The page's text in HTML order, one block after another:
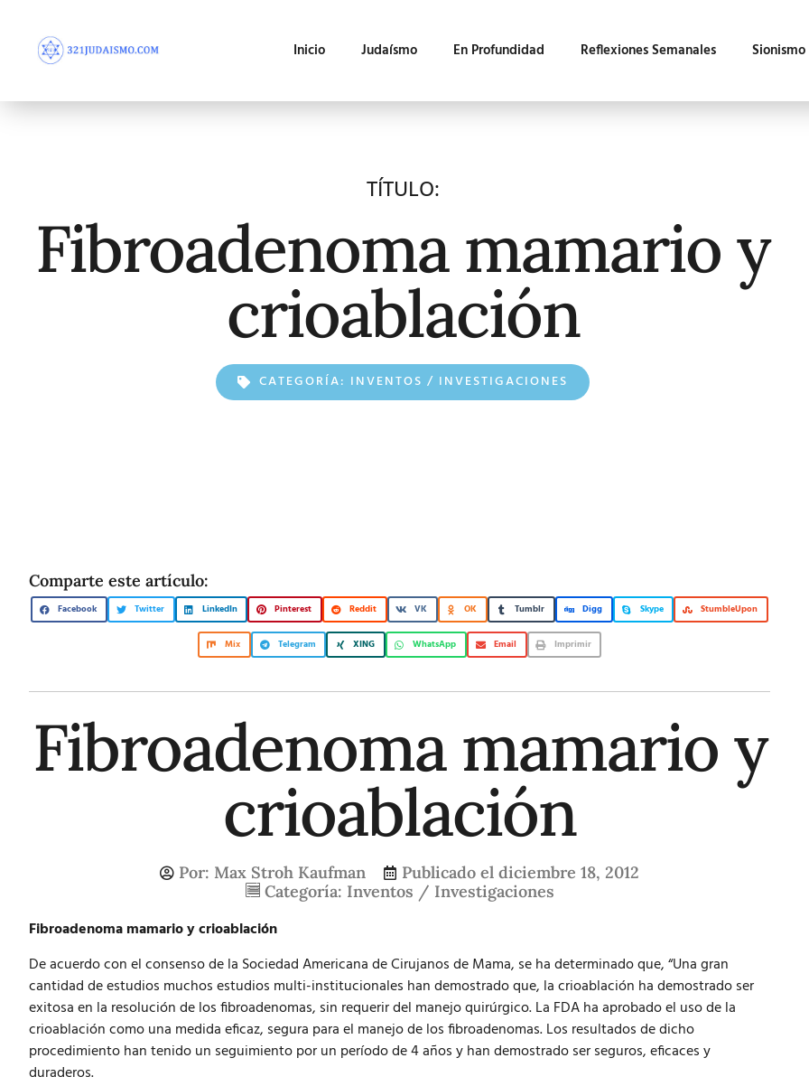
Inicio Judaísmo En Profundidad Reflexiones Semanales Sionismo
TÍTULO:
Fibroadenoma mamario y
crioablación
CATEGORÍA: INVENTOS / INVESTIGACIONES
Comparte este artículo:
Facebook Twitter LinkedIn Pinterest Reddit VK OK Tumblr Digg Skype StumbleUpon
Mix Telegram XING WhatsApp Email Imprimir
Fibroadenoma mamario y
crioablación
Por: Max Stroh Kaufman Publicado el diciembre 18, 2012
Categoría: Inventos / Investigaciones
Fibroadenoma mamario y crioablación
De acuerdo con el consenso de la Sociedad Americana de Cirujanos de Mama, se ha determinado que, “Una gran
cantidad de estudios muchos estudios multi-institucionales han demostrado que, la crioablación ha demostrado ser
exitosa en la resolución de los fibroadenomas, sin requerir del manejo quirúrgico. La FDA ha aprobado el uso de la
crioablación como una medida eficaz, segura para el manejo de los fibroadenomas. Los resultados de dicho
procedimiento han tenido un seguimiento por un período de 4 años y han demostrado ser seguros, eficaces y
duraderos.